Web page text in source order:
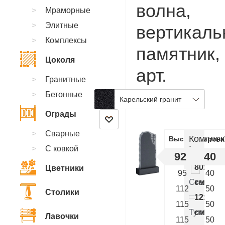
волна,
памятник,
арт.
AE.26
Карельский гранит
ВысотаШирина
92 40
95
40
112
50
115
50
115
50
:
Стелла
см.
Тумба
см.
Мраморные
Элитные
Комплексы
Цоколя
Гранитные
Бетонные
Ограды
Сварные
С ковкой
Цветники
Столики
Лавочки